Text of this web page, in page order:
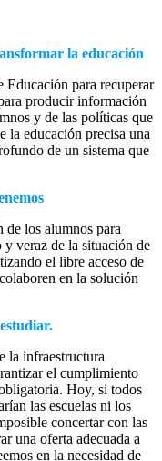
la educación
para recuperar
producir información
y de las políticas que
la educación precisa una
de un sistema que
de los alumnos para
veraz de la situación de
el libre acceso de
en la solución
la infraestructura
el cumplimiento
Hoy, si todos
las escuelas ni los
concertar con las
una oferta adecuada a
en la necesidad de